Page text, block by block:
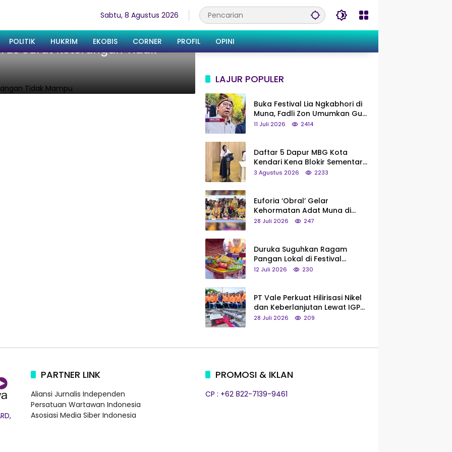
Sabtu, 8 Agustus 2026
POLITIK HUKRIM EKOBIS CORNER PROFIL OPINI
Surat Keterangan Tidak
LAJUR POPULER
Buka Festival Lia Ngkabhori di
Muna, Fadli Zon Umumkan Gua
Metanduno Segera Naik Status
11 Juli 2026 2414
Daftar 5 Dapur MBG Kota
Kendari Kena Blokir Sementara
dari Pusat
3 Agustus 2026 2233
Euforia ‘Obral’ Gelar
Kehormatan Adat Muna di
Silaturahmi KKMM, Ridwan Bae:
28 Juli 2026 247
Duruka Suguhkan Ragam
Pangan Lokal di Festival
Liangkobhori, Dari Umbi Rebus
12 Juli 2026 230
PT Vale Perkuat Hilirisasi Nikel
dan Keberlanjutan Lewat IGP
Morowali
28 Juli 2026 209
PARTNER LINK
Aliansi Jurnalis Independen
Persatuan Wartawan Indonesia
Asosiasi Media Siber Indonesia
PROMOSI & IKLAN
CP : +62 822-7139-9461